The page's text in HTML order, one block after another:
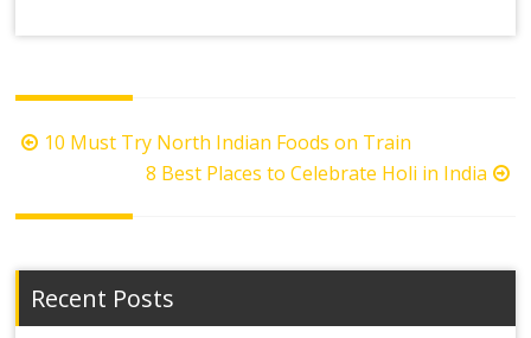
Post10 Must Try North Indian Foods on Train
8 Best Places to Celebrate Holi in India
Recent Posts